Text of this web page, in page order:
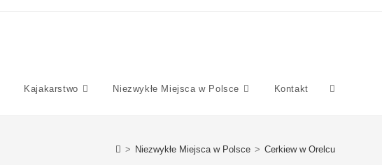
Kajakarstwo Niezwykłe Miejsca w Polsce Kontakt
> Niezwykłe Miejsca w Polsce > Cerkiew w Orelcu